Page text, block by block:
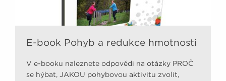
E-book Pohyb a redukce hmotnosti
V e-booku naleznete odpovědi na otázky PROČ
se hýbat, JAKOU pohybovou aktivitu zvolit,